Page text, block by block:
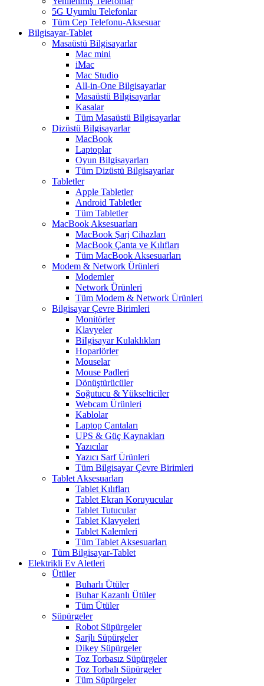
5G Uyumlu Telefonlar
Tüm Cep Telefonu-Aksesuar
Bilgisayar-Tablet
Masaüstü Bilgisayarlar
Mac mini
iMac
Mac Studio
All-in-One Bilgisayarlar
Masaüstü Bilgisayarlar
Kasalar
Tüm Masaüstü Bilgisayarlar
Dizüstü Bilgisayarlar
MacBook
Laptoplar
Oyun Bilgisayarları
Tüm Dizüstü Bilgisayarlar
Tabletler
Apple Tabletler
Android Tabletler
Tüm Tabletler
MacBook Aksesuarları
MacBook Şarj Cihazları
MacBook Çanta ve Kılıfları
Tüm MacBook Aksesuarları
Modem & Network Ürünleri
Modemler
Network Ürünleri
Tüm Modem & Network Ürünleri
Bilgisayar Çevre Birimleri
Monitörler
Klavyeler
BiIgisayar Kulaklıkları
Hoparlörler
Mouselar
Mouse Padleri
Dönüştürücüler
Soğutucu & Yükselticiler
Webcam Ürünleri
Kablolar
Laptop Çantaları
UPS & Güç Kaynakları
Yazıcılar
Yazıcı Sarf Ürünleri
Tüm Bilgisayar Çevre Birimleri
Tablet Aksesuarları
Tablet Kılıfları
Tablet Ekran Koruyucular
Tablet Tutucular
Tablet Klavyeleri
Tablet Kalemleri
Tüm Tablet Aksesuarları
Tüm Bilgisayar-Tablet
Elektrikli Ev Aletleri
Ütüler
Buharlı Ütüler
Buhar Kazanlı Ütüler
Tüm Ütüler
Süpürgeler
Robot Süpürgeler
Şarjlı Süpürgeler
Dikey Süpürgeler
Toz Torbasız Süpürgeler
Toz Torbalı Süpürgeler
Tüm Süpürgeler